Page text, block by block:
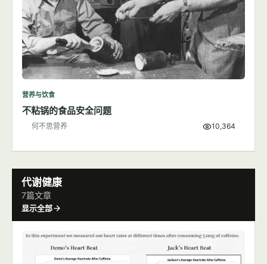
营养与饮食
不粘锅的食品安全问题
何不思营养 10,364
代谢健康
7篇文章
显示全部